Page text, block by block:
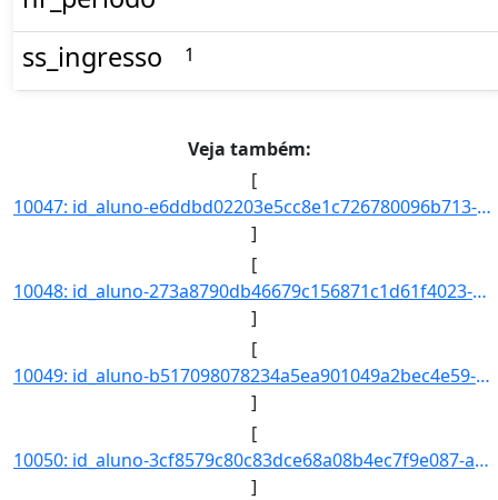
ss_ingresso
1
Veja também:
[
10047: id_aluno-e6ddbd02203e5cc8e1c726780096b713-aa_ingresso-2017-cd_curso-945-nm_qsl--nr_ch--nr_cr--nr_ind]
]
[
10048: id_aluno-273a8790db46679c156871c1d61f4023-aa_ingresso-2017-cd_curso-945-nm_qsl--nr_ch--nr_cr--nr_ind]
]
[
10049: id_aluno-b517098078234a5ea901049a2bec4e59-aa_ingresso-2017-cd_curso-945-nm_qsl--nr_ch--nr_cr--nr_ind]
]
[
10050: id_aluno-3cf8579c80c83dce68a08b4ec7f9e087-aa_ingresso-2018-cd_curso-945-nm_qsl--nr_ch--nr_cr--nr_ind]
]